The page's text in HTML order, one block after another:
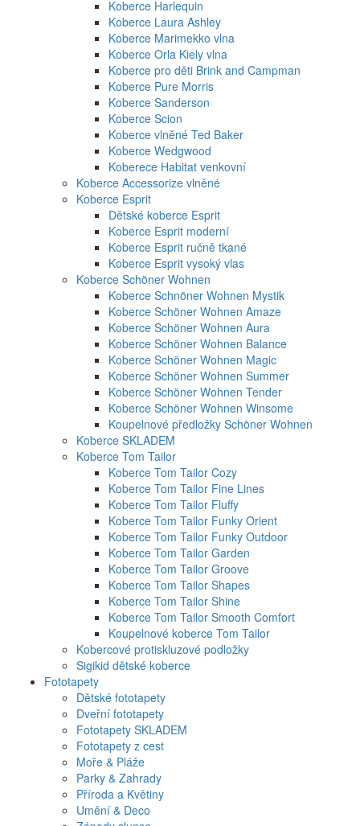
Koberce Harlequin
Koberce Laura Ashley
Koberce Marimekko vlna
Koberce Orla Kiely vlna
Koberce pro děti Brink and Campman
Koberce Pure Morris
Koberce Sanderson
Koberce Scion
Koberce vlněné Ted Baker
Koberce Wedgwood
Koberece Habitat venkovní
Koberce Accessorize vlněné
Koberce Esprit
Dětské koberce Esprit
Koberce Esprit moderní
Koberce Esprit ručně tkané
Koberce Esprit vysoký vlas
Koberce Schöner Wohnen
Koberce Schnöner Wohnen Mystik
Koberce Schöner Wohnen Amaze
Koberce Schöner Wohnen Aura
Koberce Schöner Wohnen Balance
Koberce Schöner Wohnen Magic
Koberce Schöner Wohnen Summer
Koberce Schöner Wohnen Tender
Koberce Schöner Wohnen Winsome
Koupelnové předložky Schöner Wohnen
Koberce SKLADEM
Koberce Tom Tailor
Koberce Tom Tailor Cozy
Koberce Tom Tailor Fine Lines
Koberce Tom Tailor Fluffy
Koberce Tom Tailor Funky Orient
Koberce Tom Tailor Funky Outdoor
Koberce Tom Tailor Garden
Koberce Tom Tailor Groove
Koberce Tom Tailor Shapes
Koberce Tom Tailor Shine
Koberce Tom Tailor Smooth Comfort
Koupelnové koberce Tom Tailor
Kobercové protiskluzové podložky
Sigikid dětské koberce
Fototapety
Dětské fototapety
Dveřní fototapety
Fototapety SKLADEM
Fototapety z cest
Moře & Pláže
Parky & Zahrady
Příroda a Květiny
Umění & Deco